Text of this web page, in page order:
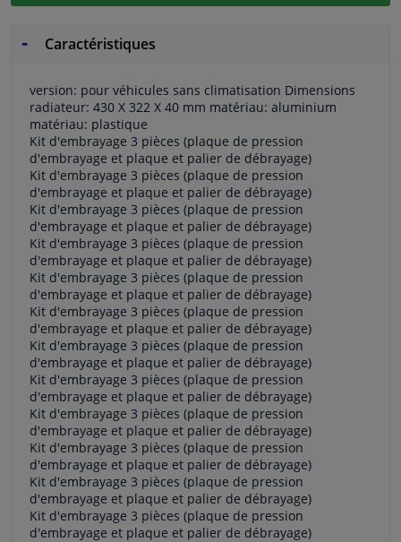
Caractéristiques
version: pour véhicules sans climatisation Dimensions
radiateur: 430 X 322 X 40 mm matériau: aluminium
matériau: plastique
Kit d'embrayage 3 pièces (plaque de pression
d'embrayage et plaque et palier de débrayage)
Kit d'embrayage 3 pièces (plaque de pression
d'embrayage et plaque et palier de débrayage)
Kit d'embrayage 3 pièces (plaque de pression
d'embrayage et plaque et palier de débrayage)
Kit d'embrayage 3 pièces (plaque de pression
d'embrayage et plaque et palier de débrayage)
Kit d'embrayage 3 pièces (plaque de pression
d'embrayage et plaque et palier de débrayage)
Kit d'embrayage 3 pièces (plaque de pression
d'embrayage et plaque et palier de débrayage)
Kit d'embrayage 3 pièces (plaque de pression
d'embrayage et plaque et palier de débrayage)
Kit d'embrayage 3 pièces (plaque de pression
d'embrayage et plaque et palier de débrayage)
Kit d'embrayage 3 pièces (plaque de pression
d'embrayage et plaque et palier de débrayage)
Kit d'embrayage 3 pièces (plaque de pression
d'embrayage et plaque et palier de débrayage)
Kit d'embrayage 3 pièces (plaque de pression
d'embrayage et plaque et palier de débrayage)
Kit d'embrayage 3 pièces (plaque de pression
d'embrayage et plaque et palier de débrayage)